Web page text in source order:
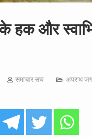
हक और
समाचार सच अपराध